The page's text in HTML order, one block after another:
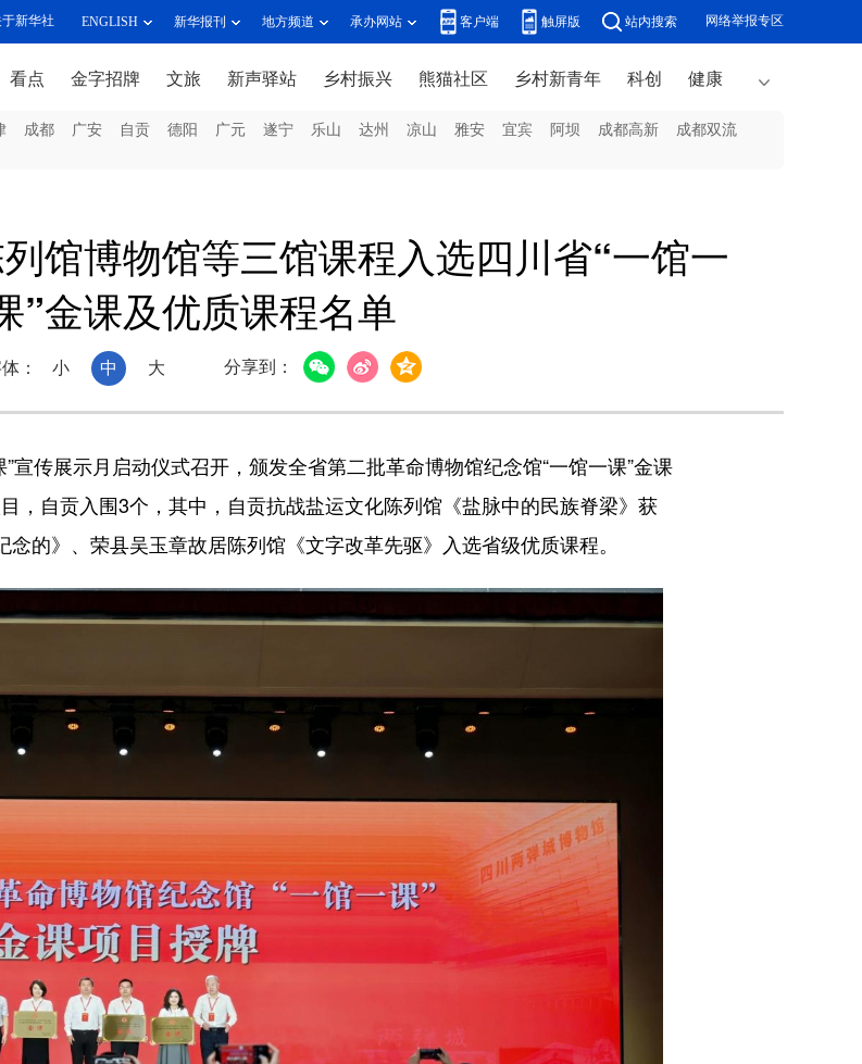
于新华社 ENGLISH 新华报刊 地方频道 承办网站 客户端 触屏版 站内搜索 网络举报专区
看点 金字招牌 文旅 新声驿站 乡村振兴 熊猫社区 乡村新青年 科创 健康
成都 广安 自贡 德阳 广元 遂宁 乐山 达州 凉山 雅安 宜宾 阿坝 成都高新
成都双流
馆博物馆等三馆课程入选四川省“一馆一
”金课及优质课程名单
： 小 中 大 分享到：
宣传展示月启动仪式召开，颁发全省第二批革命博物馆纪念馆“一馆一课”金课
，自贡入围3个，其中，自贡抗战盐运文化陈列馆《盐脉中的民族脊梁》获
的》、荣县吴玉章故居陈列馆《文字改革先驱》入选省级优质课程。